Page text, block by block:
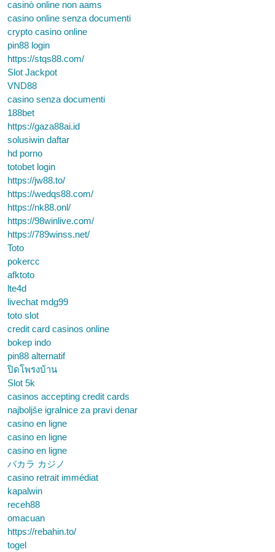
casinò online non aams
casino online senza documenti
crypto casino online
pin88 login
https://stqs88.com/
Slot Jackpot
VND88
casino senza documenti
188bet
https://gaza88ai.id
solusiwin daftar
hd porno
totobet login
https://jw88.to/
https://wedqs88.com/
https://nk88.onl/
https://98winlive.com/
https://789winss.net/
Toto
pokercc
afktoto
lte4d
livechat mdg99
toto slot
credit card casinos online
bokep indo
pin88 alternatif
ปิดโพรงบ้าน
Slot 5k
casinos accepting credit cards
najboljše igralnice za pravi denar
casino en ligne
casino en ligne
casino en ligne
バカラ カジノ
casino retrait immédiat
kapalwin
receh88
omacuan
https://rebahin.to/
togel